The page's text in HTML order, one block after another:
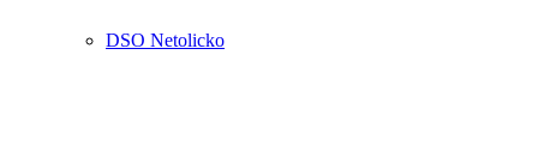
DSO Netolicko